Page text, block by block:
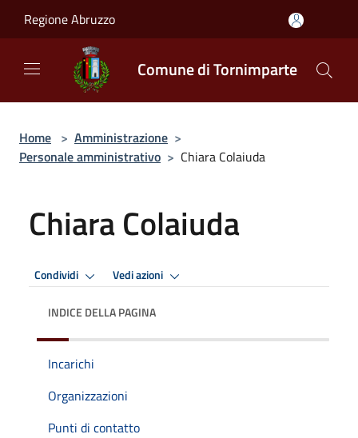
Regione Abruzzo
Comune di Tornimparte
Home > Amministrazione >
Personale amministrativo > Chiara Colaiuda
Chiara Colaiuda
Condividi Vedi azioni
INDICE DELLA PAGINA
Incarichi
Organizzazioni
Punti di contatto